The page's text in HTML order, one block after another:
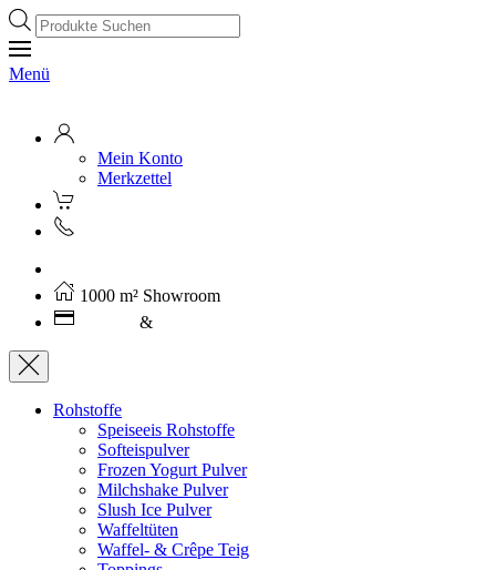
Products
search
Menü
Mein Konto
Merkzettel
1000 m² Showroom
&
Rohstoffe
Speiseeis Rohstoffe
Softeispulver
Frozen Yogurt Pulver
Milchshake Pulver
Slush Ice Pulver
Waffeltüten
Waffel- & Crêpe Teig